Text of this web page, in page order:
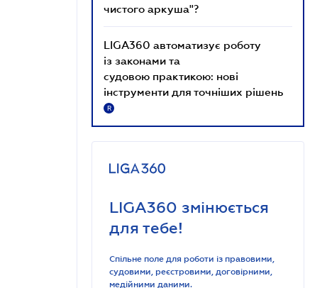
чистого аркуша"?
LIGA360 автоматизує роботу
із законами та
судовою практикою: нові
інструменти для точніших рішень
R
LIGA360 змінюється
для тебе!
Спільне поле для роботи із правовими,
судовими, реєстровими, договірними,
медійними даними.